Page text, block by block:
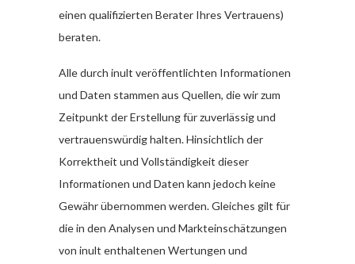
einen qualifizierten Berater Ihres Vertrauens)
beraten.
Alle durch inult veröffentlichten Informationen
und Daten stammen aus Quellen, die wir zum
Zeitpunkt der Erstellung für zuverlässig und
vertrauenswürdig halten. Hinsichtlich der
Korrektheit und Vollständigkeit dieser
Informationen und Daten kann jedoch keine
Gewähr übernommen werden. Gleiches gilt für
die in den Analysen und Markteinschätzungen
von inult enthaltenen Wertungen und